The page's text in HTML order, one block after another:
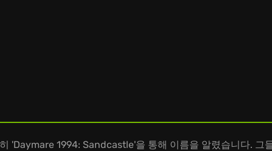
'Daymare 1994: Sandcastle'을 통해 이름을 알렸습니다. 그